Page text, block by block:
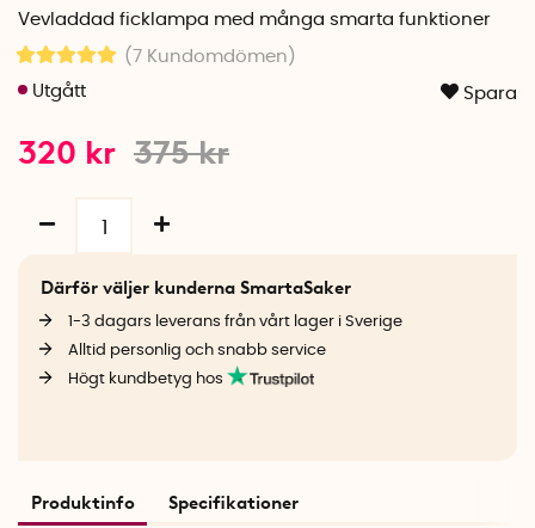
Vevladdad ficklampa med många smarta funktioner
(7 Kundomdömen )
Spara
375kr
320 kr
Därför väljer kunderna SmartaSaker
1-3 dagars leverans från vårt lager i Sverige
Alltid personlig och snabb service
Högt kundbetyg hos
Produktinfo Specifikationer